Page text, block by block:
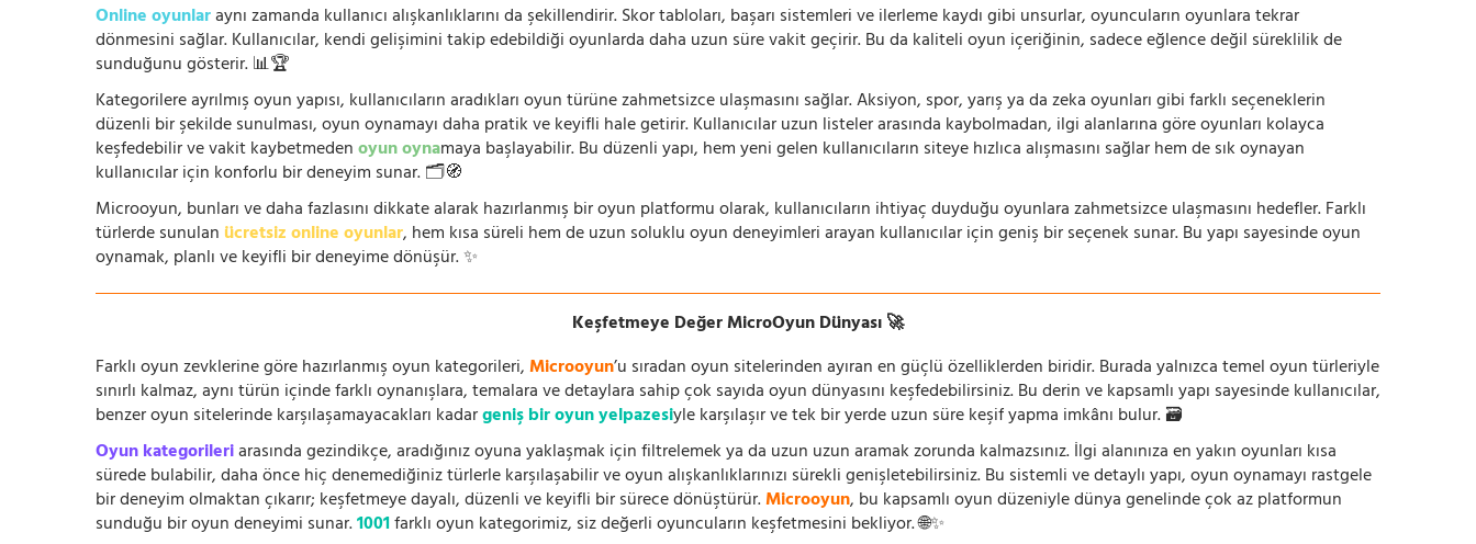
Online oyunlaraynı zamanda kullanıcı alışkanlıklarını da şekillendirir. Skor tabloları, başarı sistemleri ve ilerleme kaydı gibi unsurlar, oyuncuların oyunlara tekrar
dönmesini sağlar. Kullanıcılar, kendi gelişimini takip edebildiği oyunlarda daha uzun süre vakit geçirir. Bu da kaliteli oyun içeriğinin, sadece eğlence değil süreklilik de
sunduğunu gösterir. 📊🏆
Kategorilere ayrılmış oyun yapısı, kullanıcıların aradıkları oyun türüne zahmetsizce ulaşmasını sağlar. Aksiyon, spor, yarış ya da zeka oyunları gibi farklı seçeneklerin
düzenli bir şekilde sunulması, oyun oynamayı daha pratik ve keyifli hale getirir. Kullanıcılar uzun listeler arasında kaybolmadan, ilgi alanlarına göre oyunları kolayca
keşfedebilir ve vakit kaybetmedenoyun oynamaya başlayabilir. Bu düzenli yapı, hem yeni gelen kullanıcıların siteye hızlıca alışmasını sağlar hem de sık oynayan
kullanıcılar için konforlu bir deneyim sunar. 🗂️🧭
Microoyun, bunları ve daha fazlasını dikkate alarak hazırlanmış bir oyun platformu olarak, kullanıcıların ihtiyaç duyduğu oyunlara zahmetsizce ulaşmasını hedefler. Farklı
türlerde sunulan ücretsiz online oyunlar, hem kısa süreli hem de uzun soluklu oyun deneyimleri arayan kullanıcılar için geniş bir seçenek sunar. Bu yapı sayesinde oyun
oynamak, planlı ve keyifli bir deneyime dönüşür. ✨
Keşfetmeye Değer MicroOyun Dünyası 🚀
Farklı oyun zevklerine göre hazırlanmış oyun kategorileri,Microoyun’u sıradan oyun sitelerinden ayıran en güçlü özelliklerden biridir. Burada yalnızca temel oyun türleriyle
sınırlı kalmaz, aynı türün içinde farklı oynanışlara, temalara ve detaylara sahip çok sayıda oyun dünyasını keşfedebilirsiniz. Bu derin ve kapsamlı yapı sayesinde kullanıcılar,
benzer oyun sitelerinde karşılaşamayacakları kadargeniş bir oyun yelpazesiyle karşılaşır ve tek bir yerde uzun süre keşif yapma imkânı bulur. 🗃️
Oyun kategorileriarasında gezindikçe, aradığınız oyuna yaklaşmak için filtrelemek ya da uzun uzun aramak zorunda kalmazsınız. İlgi alanınıza en yakın oyunları kısa
sürede bulabilir, daha önce hiç denemediğiniz türlerle karşılaşabilir ve oyun alışkanlıklarınızı sürekli genişletebilirsiniz. Bu sistemli ve detaylı yapı, oyun oynamayı rastgele
bir deneyim olmaktan çıkarır; keşfetmeye dayalı, düzenli ve keyifli bir sürece dönüştürür.Microoyun, bu kapsamlı oyun düzeniyle dünya genelinde çok az platformun
sunduğu bir oyun deneyimi sunar.1001farklı oyun kategorimiz, siz değerli oyuncuların keşfetmesini bekliyor. 🌐✨